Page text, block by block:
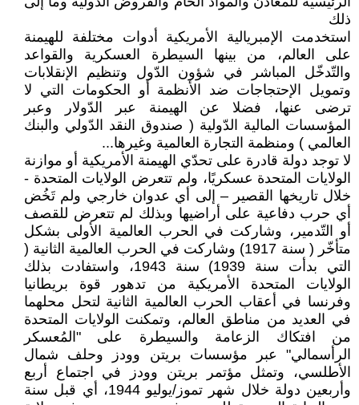
ذلك
استخدمت الإمبريالية الأمريكية أدوات مختلفة للهيمنة
على العالم، من بينها السيطرة العسكرية والقواعد
والتّدخّل المباشر في شؤون الدّول وتنظيم الإنقلابات
وتمويل الإحتجاجات ضد الأنظمة أو الحكومات التي لا
ترضى عنها، فضلا عن الهيمنة عبر الدّولار وعبر
المؤسسات المالية الدّولية ( صندوق النقد الدّولي والبنك
العالمي ) ومنظمة التجارة العالمية وغيرها...
لا توجد دولة قادرة على تحدّي الهيمنة الأمريكية أو موازنة
الولايات المتحدة عسكريًا، ولم تتعرض الولايات المتحدة -
خلال تاريخها القصير – إلى أي عدوان خارجي ولم تَخُض
أي حرب دفاعية على أراضيها وبذلك لم تتعرض للقصف
أو التّدمير، وشاركت في الحرب العالمية الأولى بشكل
متأخّر ( سنة 1917) وشاركت في الحرب العالمية الثانية (
التي بدأت سنة 1939) سنة 1943، واستفادت بذلك
الولايات المتحدة الأمريكية من تدهور قوة بريطانيا
وفرنسا في أعقاب الحرب العالمية الثانية لتحل محلهما
في العديد من مناطق العالم، وتمكنت الولايات المتحدة
من افتكاك الزعامة والسيطرة على "المُعسكر
الرأسمالي" عبر مؤسسات بريتن وودز وحلف شمال
الأطلسي، وتمثل مؤتمر بريتن وودز في اجتماع أربع
وأربعين دولة خلال شهر تموز/يوليو 1944، أي قبل سنة